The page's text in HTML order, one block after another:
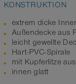
KONSTRUKTION
extrem dicke
Außendecke aus
leicht gewellte
Hart-PVC-Spirale
mit Kupferlitze
innen glatt